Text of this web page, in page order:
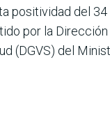
positividad del 34
por la Dirección
(DGVS) del